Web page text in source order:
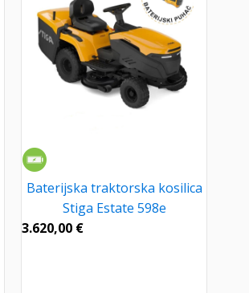
Baterijska traktorska kosilica
Stiga Estate 598e
3.620,00 €